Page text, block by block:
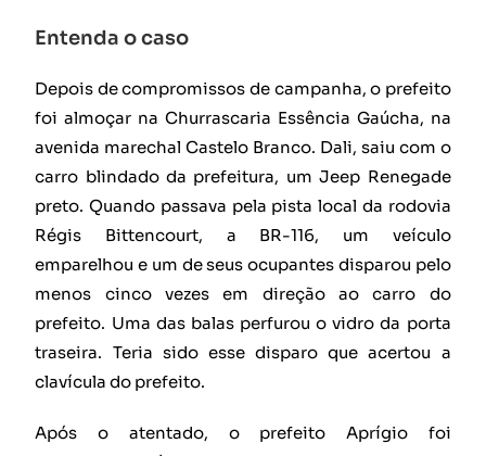
Entenda o caso
Depois de compromissos de campanha, o prefeito
foi almoçar na Churrascaria Essência Gaúcha, na
avenida marechal Castelo Branco. Dali, saiu com o
carro blindado da prefeitura, um Jeep Renegade
preto. Quando passava pela pista local da rodovia
Régis Bittencourt, a BR-116, um veículo
emparelhou e um de seus ocupantes disparou pelo
menos cinco vezes em direção ao carro do
prefeito. Uma das balas perfurou o vidro da porta
traseira. Teria sido esse disparo que acertou a
clavícula do prefeito.
Após o atentado, o prefeito Aprígio foi